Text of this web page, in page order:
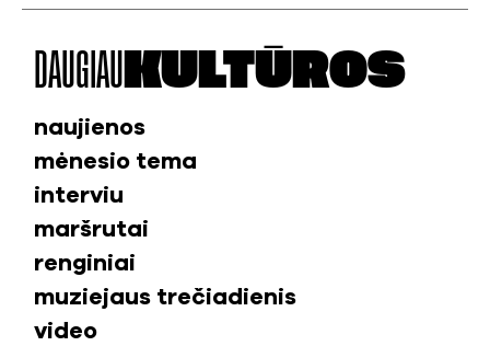
DAUGIAU KULTŪROS
naujienos
mėnesio tema
interviu
maršrutai
renginiai
muziejaus trečiadienis
video